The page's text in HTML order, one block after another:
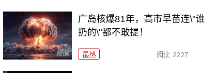
广岛核爆81年，高市早苗连\"谁
扔的\"都不敢提！
最热 阅读 2227